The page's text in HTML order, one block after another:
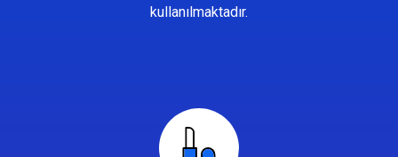
kullanılmaktadır.